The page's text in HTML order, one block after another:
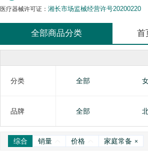
医疗器械许可证： 湘长市场监械经营许号20200220
首
全部商品分类
分类 全部
品牌 全部
综合 销量 价格 家庭常备 ×